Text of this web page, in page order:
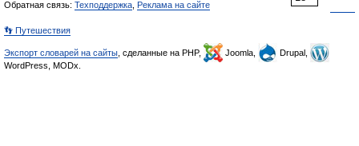
Обратная связь: Техподдержка Реклама на сайте
👣 Путешествия
Экспорт словарей на сайты , сделанные на PHP, Joomla,
Drupal,
WordPress, MODx.